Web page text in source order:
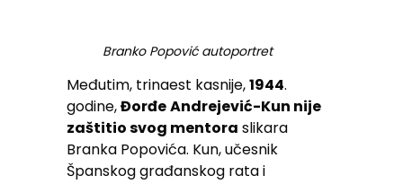
Branko Popović autoportret
Međutim, trinaest kasnije,1944.
godine,ĐorđeAndrejević-Kun nije
zaštitio svog mentora slikara
Branka Popovića. Kun, učesnik
Španskog građanskog rata i